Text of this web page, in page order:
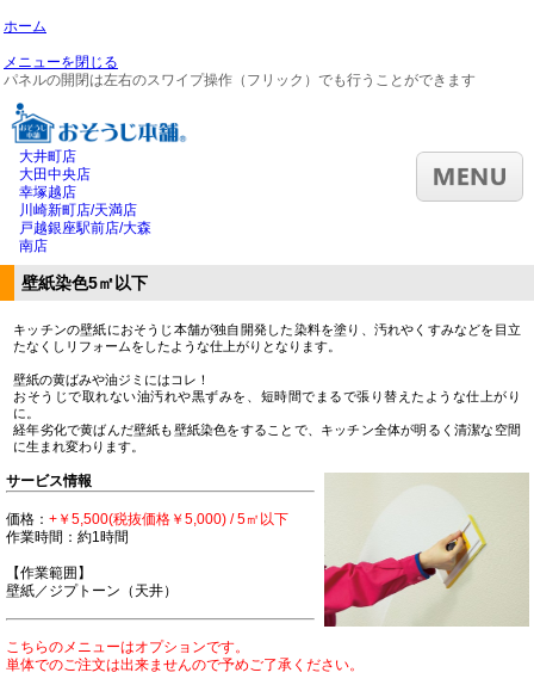
ホーム
メニューを閉じる
パネルの開閉は左右のスワイプ操作（フリック）でも行うことができます
大井町店
大田中央店
幸塚越店
川崎新町店/天満店
戸越銀座駅前店/大森
南店
壁紙染色5㎡以下
キッチンの壁紙におそうじ本舗が独自開発した染料を塗り、汚れやくすみなどを目立
たなくしリフォームをしたような仕上がりとなります。
壁紙の黄ばみや油ジミにはコレ！
おそうじで取れない油汚れや黒ずみを、短時間でまるで張り替えたような仕上がり
に。
経年劣化で黄ばんだ壁紙も壁紙染色をすることで、キッチン全体が明るく清潔な空間
に生まれ変わります。
サービス情報
価格： +￥5,500(税抜価格￥5,000) / 5㎡以下
作業時間：約1時間
【作業範囲】
壁紙／ジプトーン（天井）
こちらのメニューはオプションです。
単体でのご注文は出来ませんので予めご了承ください。